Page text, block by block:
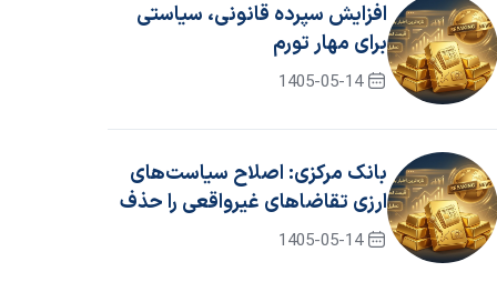
افزایش سپرده قانونی، سیاستی
برای مهار تورم
1405-05-14
بانک مرکزی: اصلاح سیاست‌های
ارزی تقاضاهای غیرواقعی را حذف
کرد1405-05-14